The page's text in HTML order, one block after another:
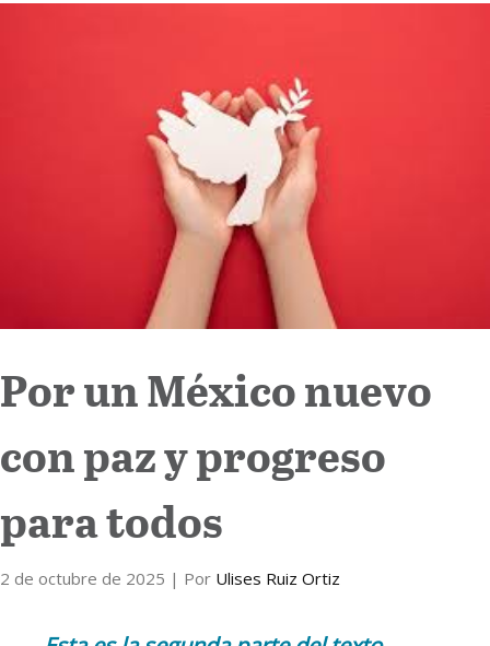
Internacional
Por un México nuevo
con paz y progreso
para todos
2 de octubre de 2025 | Por Ulises Ruiz Ortiz